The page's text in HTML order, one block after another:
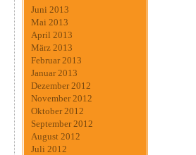
Juni 2013
Mai 2013
April 2013
März 2013
Februar 2013
Januar 2013
Dezember 2012
November 2012
Oktober 2012
September 2012
August 2012
Juli 2012